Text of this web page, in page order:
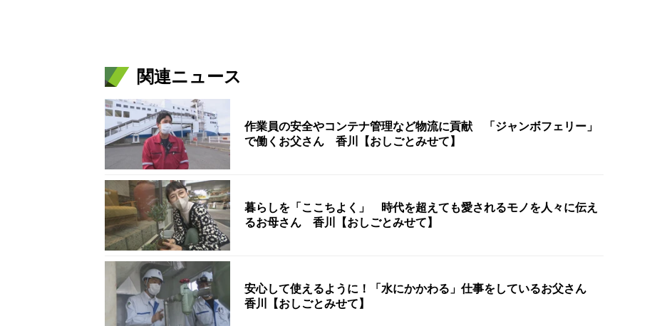
関連ニュース
作業員の安全やコンテナ管理など物流に貢献 「ジャンボフェリー」
で働くお父さん 香川【おしごとみせて】
暮らしを「ここちよく」 時代を超えても愛されるモノを人々に伝え
るお母さん 香川【おしごとみせて】
安心して使えるように！「水にかかわる」仕事をしているお父さん
香川【おしごとみせて】